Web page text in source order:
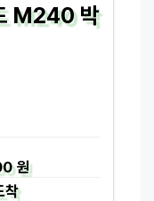
M240 박
원
착